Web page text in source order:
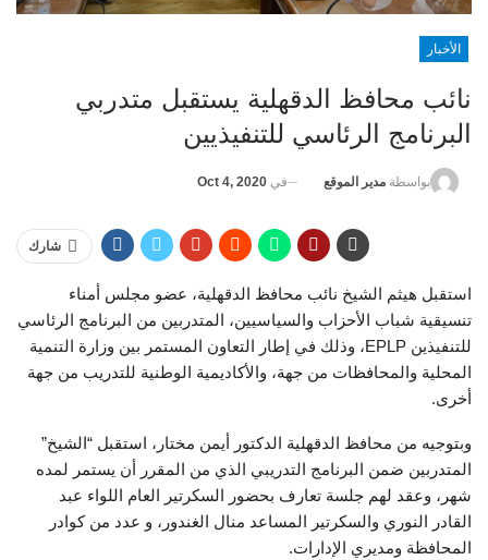
الأخبار
نائب محافظ الدقهلية يستقبل متدربي
البرنامج الرئاسي للتنفيذيين
بواسطة مدير الموقع في Oct 4, 2020
شارك
استقبل هيثم الشيخ نائب محافظ الدقهلية، عضو مجلس أمناء
تنسيقية شباب الأحزاب والسياسيين، المتدربين من البرنامج الرئاسي
للتنفيذين EPLP، وذلك في إطار التعاون المستمر بين وزارة التنمية
المحلية والمحافظات من جهة، والأكاديمية الوطنية للتدريب من جهة
أخرى.
وبتوجيه من محافظ الدقهلية الدكتور أيمن مختار، استقبل “الشيخ”
المتدربين ضمن البرنامج التدريبي الذي من المقرر أن يستمر لمده
شهر، وعقد لهم جلسة تعارف بحضور السكرتير العام اللواء عبد
القادر النوري والسكرتير المساعد منال الغندور، و عدد من كوادر
المحافظة ومديري الإدارات.